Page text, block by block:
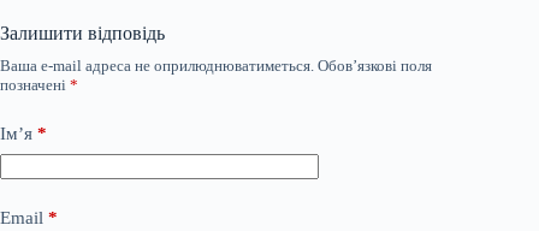
Залишити відповідь
Ваша e-mail адреса не оприлюднюватиметься. Обов’язкові поля
позначені *
Ім’я *
Email *